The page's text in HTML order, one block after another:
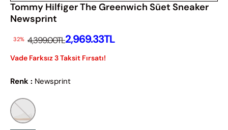
Tommy Hilfiger The Greenwich Süet Sneaker
Newsprint
32% İndirimsiz Fiyat
4,399.00TLİndirimli Fiyatı
2,969.33TL
Vade Farksız 3 Taksit Fırsatı!
Renk : Newsprint